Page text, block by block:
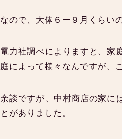
なので、大体６ー９月くらい
電力社調べによりますと、家
庭によって様々なんですが、
余談ですが、中村商店の家に
とがありました。